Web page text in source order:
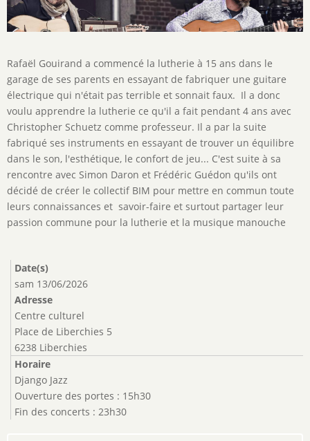
Description
de
l'activité
Rafaël Gouirand a commencé la lutherie à 15 ans dans le
garage de ses parents en essayant de fabriquer une guitare
électrique qui n'était pas terrible et sonnait faux. Il a donc
voulu apprendre la lutherie ce qu'il a fait pendant 4 ans avec
Christopher Schuetz comme professeur. Il a par la suite
fabriqué ses instruments en essayant de trouver un équilibre
dans le son, l'esthétique, le confort de jeu... C'est suite à sa
rencontre avec Simon Daron et Frédéric Guédon qu'ils ont
décidé de créer le collectif BIM pour mettre en commun toute
leurs connaissances et savoir-faire et surtout partager leur
passion commune pour la lutherie et la musique manouche
Date(s)
sam 13/06/2026
Adresse
Centre culturel
Place de Liberchies 5
6238 Liberchies
Horaire
Django Jazz
Ouverture des portes : 15h30
Fin des concerts : 23h30